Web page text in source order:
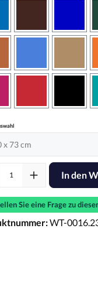
auswählen
Anzahl: Gib den
In den
Sie eine Frage zu
WT-